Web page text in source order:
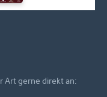
Art gerne direkt an: